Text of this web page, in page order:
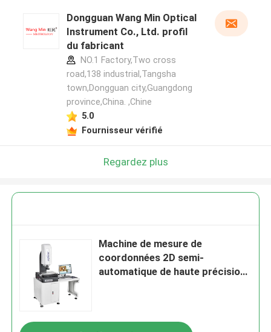
Dongguan Wang Min Optical
Instrument Co., Ltd. profil
du fabricant
NO.1 Factory,Two cross
road,138 industrial,Tangsha
town,Dongguan city,Guangdong
province,China. ,Chine
5.0
Fournisseur vérifié
Regardez plus
Machine de mesure de
coordonnées 2D semi-
automatique de haute précision